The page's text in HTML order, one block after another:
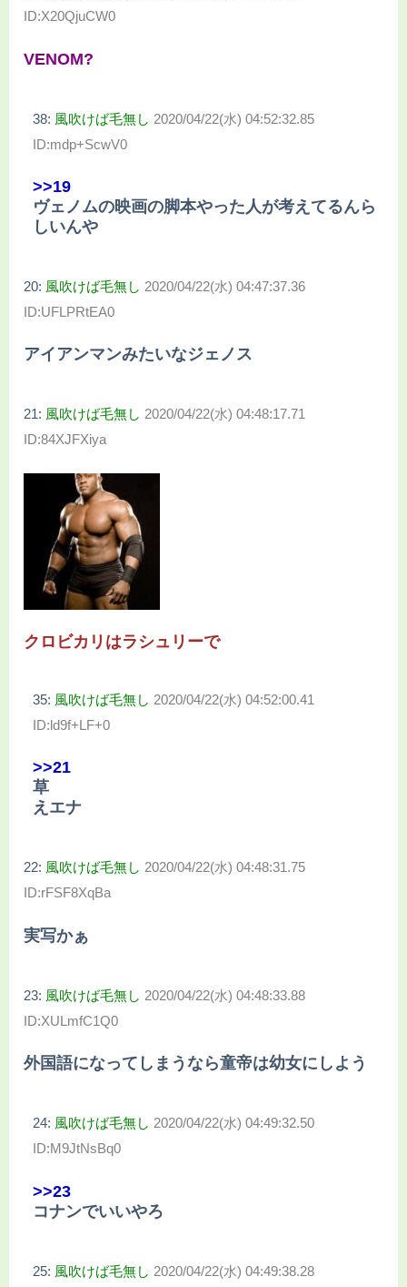
ID:X20QjuCW0
VENOM?
38: 風吹けば毛無し 2020/04/22(水) 04:52:32.85
ID:mdp+ScwV0
>>19
ヴェノムの映画の脚本やった人が考えてるんら
しいんや
20: 風吹けば毛無し 2020/04/22(水) 04:47:37.36
ID:UFLPRtEA0
アイアンマンみたいなジェノス
21: 風吹けば毛無し 2020/04/22(水) 04:48:17.71
ID:84XJFXiya
クロビカリはラシュリーで
35: 風吹けば毛無し 2020/04/22(水) 04:52:00.41
ID:ld9f+LF+0
>>21
草
えエナ
22: 風吹けば毛無し 2020/04/22(水) 04:48:31.75
ID:rFSF8XqBa
実写かぁ
23: 風吹けば毛無し 2020/04/22(水) 04:48:33.88
ID:XULmfC1Q0
外国語になってしまうなら童帝は幼女にしよう
24: 風吹けば毛無し 2020/04/22(水) 04:49:32.50
ID:M9JtNsBq0
>>23
コナンでいいやろ
25: 風吹けば毛無し 2020/04/22(水) 04:49:38.28